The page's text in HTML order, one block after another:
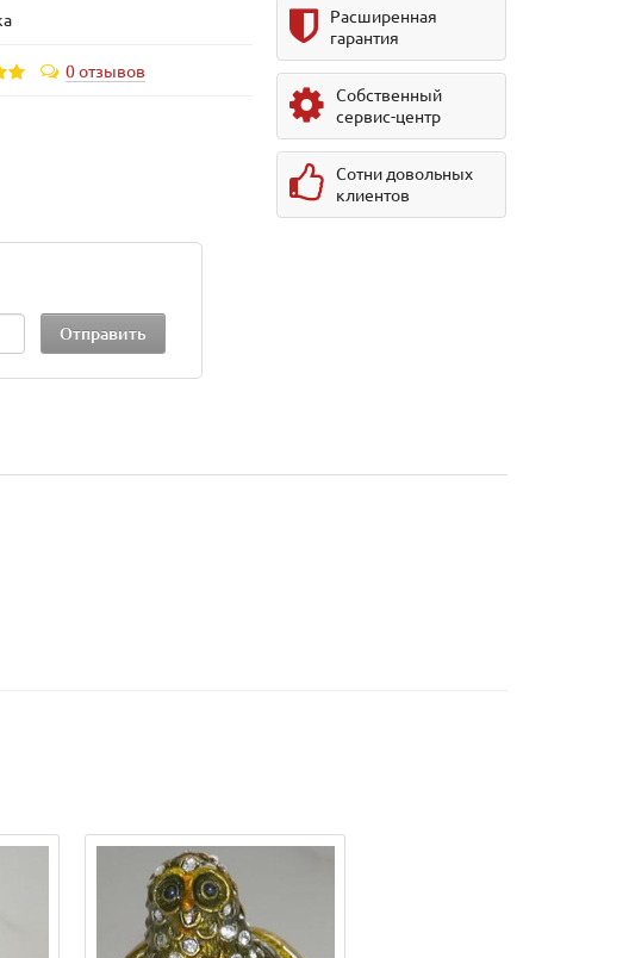
0 отзывов
Расширенная
гарантия
Собственный
сервис-центр
Сотни довольных
клиентов